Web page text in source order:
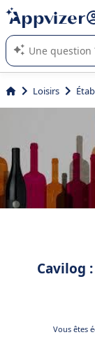
répondre
L'IA de Appvizer
logiciel SaaS en
Loisirs
Cavilog
Vous êtes